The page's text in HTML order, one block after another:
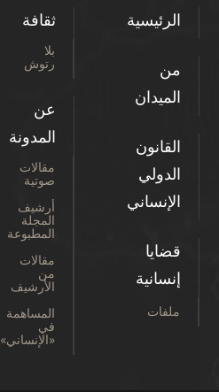
الرئيسية
من
الميدان
القانون
الدولي
الإنساني
قضايا
إنسانية
ملفات
ثقافة
بلا
رتوش
عن
المدونة
مقالات
صوتية
أرشيف
المجلة
المطبوعة
مقالات
من
الأرشيف
المساهمة
في
«الإنساني»